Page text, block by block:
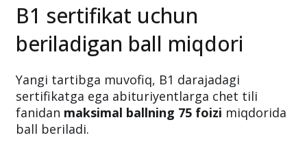
B1 sertifikat uchun
beriladigan ball miqdori
Yangi tartibga muvofiq, B1 darajadagi
sertifikatga ega abituriyentlarga chet tili
fanidan maksimal ballning 75 foizi miqdorida
ball beriladi.